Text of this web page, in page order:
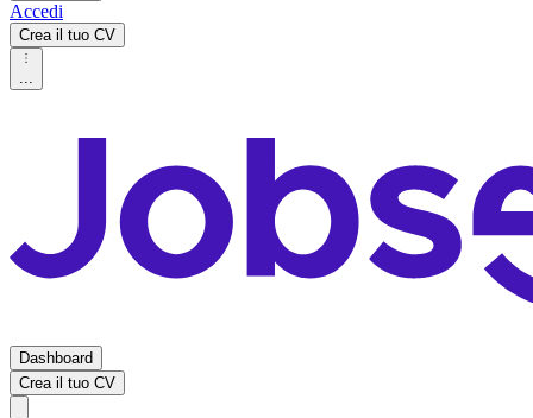
Accedi
Crea il tuo CV
...
Dashboard
Crea il tuo CV